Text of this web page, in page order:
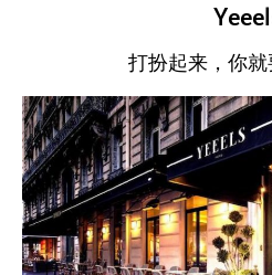
打扮起来，你就